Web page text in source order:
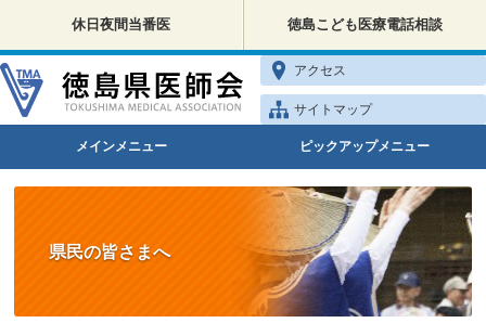
休日夜間当番医 徳島こども医療電話相談
アクセス
サイトマップ
メインメニュー ピックアップメニュー
県民の皆さまへ